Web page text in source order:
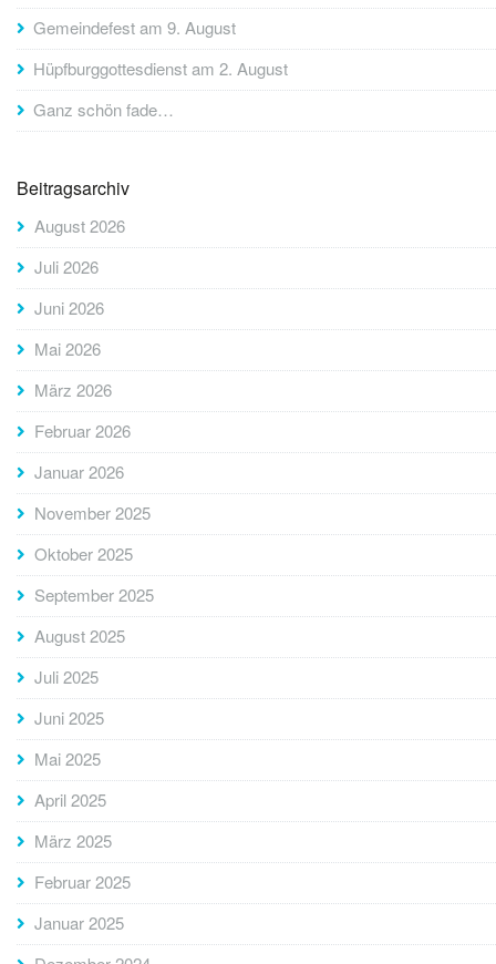
Gemeindefest am 9. August
Hüpfburggottesdienst am 2. August
Ganz schön fade…
Beitragsarchiv
August 2026
Juli 2026
Juni 2026
Mai 2026
März 2026
Februar 2026
Januar 2026
November 2025
Oktober 2025
September 2025
August 2025
Juli 2025
Juni 2025
Mai 2025
April 2025
März 2025
Februar 2025
Januar 2025